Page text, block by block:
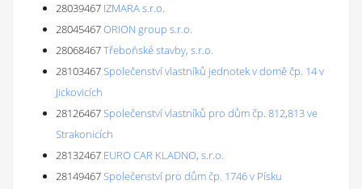
28039467 IZMARA s.r.o.
28045467ORION group s.r.o.
28068467Třeboňské stavby, s.r.o.
28103467Společenství vlastníků jednotek v domě čp. 14 v
Jickovicích
28126467Společenství vlastníků pro dům čp. 812,813 ve
Strakonicích
28132467 EURO CAR KLADNO, s.r.o.
28149467Společenství pro dům čp. 1746 v Písku